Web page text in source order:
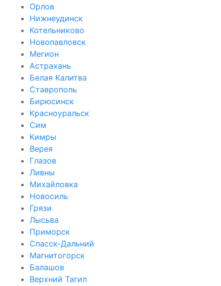
Орлов
Нижнеудинск
Котельниково
Новопавловск
Мегион
Астрахань
Белая Калитва
Ставрополь
Бирюсинск
Красноуральск
Сим
Кимры
Верея
Глазов
Ливны
Михайловка
Новосиль
Грязи
Лысьва
Приморск
Спасск-Дальний
Магнитогорск
Балашов
Верхний Тагил